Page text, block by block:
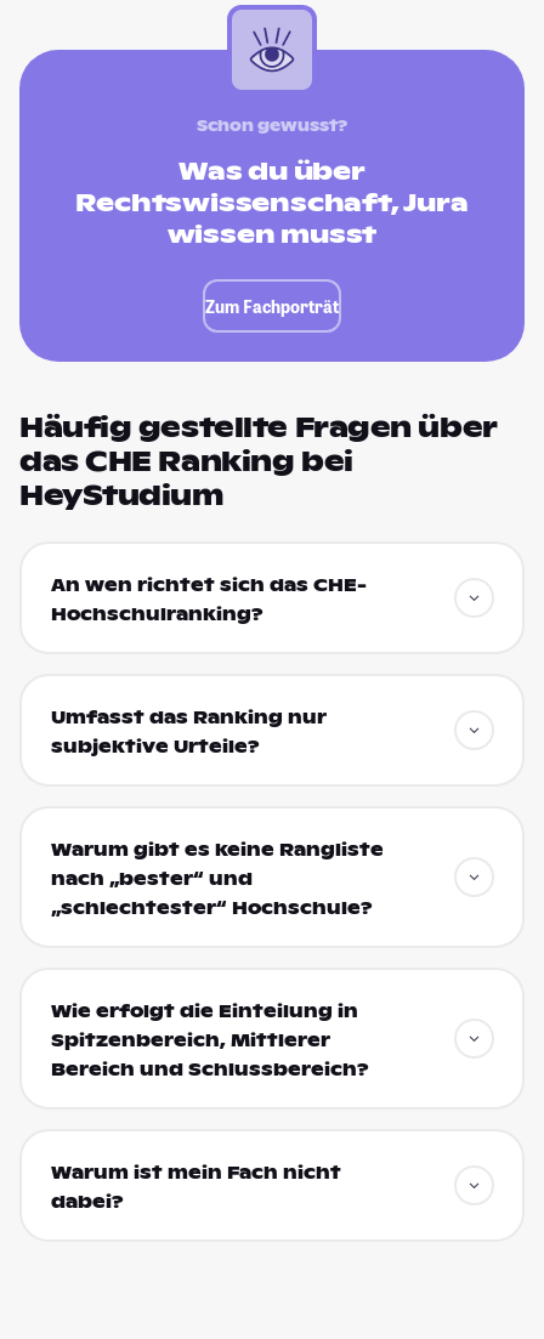
Schon gewusst?
Was du über
Rechtswissenschaft, Jura
wissen musst
Zum Fachporträt
Häufig gestellte Fragen über
das CHE Ranking bei
HeyStudium
An wen richtet sich das CHE-
Hochschulranking?
Umfasst das Ranking nur
subjektive Urteile?
Warum gibt es keine Rangliste
nach „bester“ und
„schlechtester“ Hochschule?
Wie erfolgt die Einteilung in
Spitzenbereich, Mittlerer
Bereich und Schlussbereich?
Warum ist mein Fach nicht
dabei?